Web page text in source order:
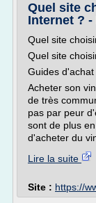
Quel site
Internet ? -
Quel site
Quel site
Guides d'achat
Acheter son
de très
pas par peur
sont de plus
d'acheter du
Lire la suite
Site : https://